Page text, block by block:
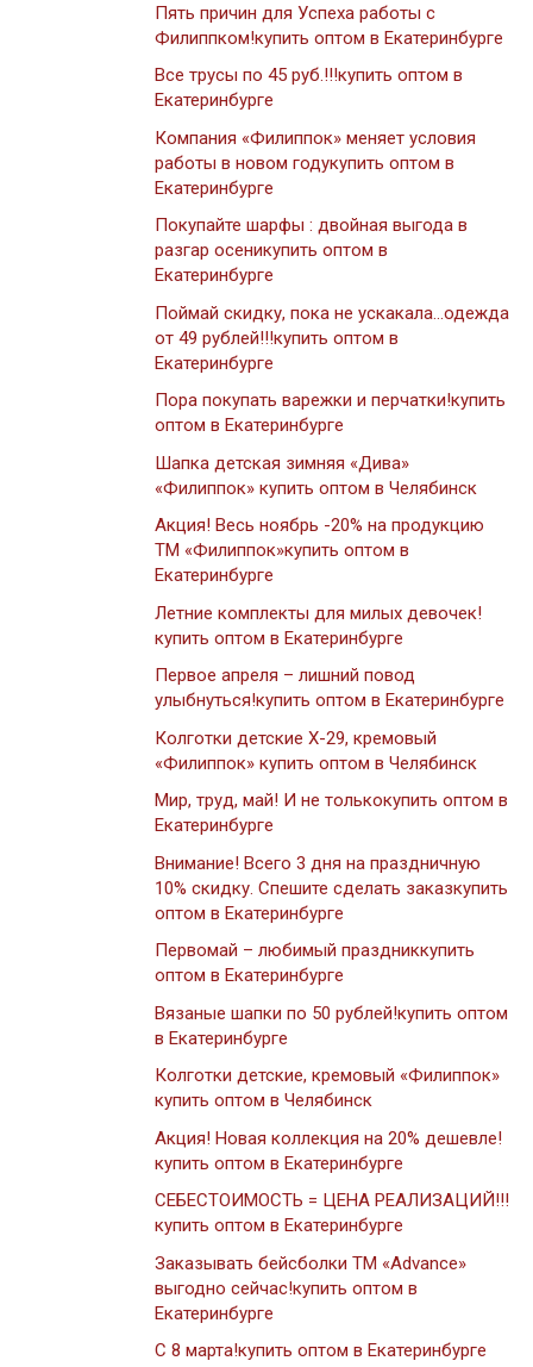
Пять причин для Успеха работы с
Филиппком!купить оптом в Екатеринбурге
Все трусы по 45 руб.!!!купить оптом в
Екатеринбурге
Компания «Филиппок» меняет условия
работы в новом годукупить оптом в
Екатеринбурге
Покупайте шарфы : двойная выгода в
разгар осеникупить оптом в
Екатеринбурге
Поймай скидку, пока не ускакала…одежда
от 49 рублей!!!купить оптом в
Екатеринбурге
Пора покупать варежки и перчатки!купить
оптом в Екатеринбурге
Шапка детская зимняя «Дива»
«Филиппок» купить оптом в Челябинск
Акция! Весь ноябрь -20% на продукцию
ТМ «Филиппок»купить оптом в
Екатеринбурге
Летние комплекты для милых девочек!
купить оптом в Екатеринбурге
Первое апреля – лишний повод
улыбнуться!купить оптом в Екатеринбурге
Колготки детские Х-29, кремовый
«Филиппок» купить оптом в Челябинск
Мир, труд, май! И не толькокупить оптом в
Екатеринбурге
Внимание! Всего 3 дня на праздничную
10% скидку. Спешите сделать заказкупить
оптом в Екатеринбурге
Первомай – любимый праздниккупить
оптом в Екатеринбурге
Вязаные шапки по 50 рублей!купить оптом
в Екатеринбурге
Колготки детские, кремовый «Филиппок»
купить оптом в Челябинск
Акция! Новая коллекция на 20% дешевле!
купить оптом в Екатеринбурге
СЕБЕСТОИМОСТЬ = ЦЕНА РЕАЛИЗАЦИЙ!!!
купить оптом в Екатеринбурге
Заказывать бейсболки ТМ «Advance»
выгодно сейчас!купить оптом в
Екатеринбурге
С 8 марта!купить оптом в Екатеринбурге